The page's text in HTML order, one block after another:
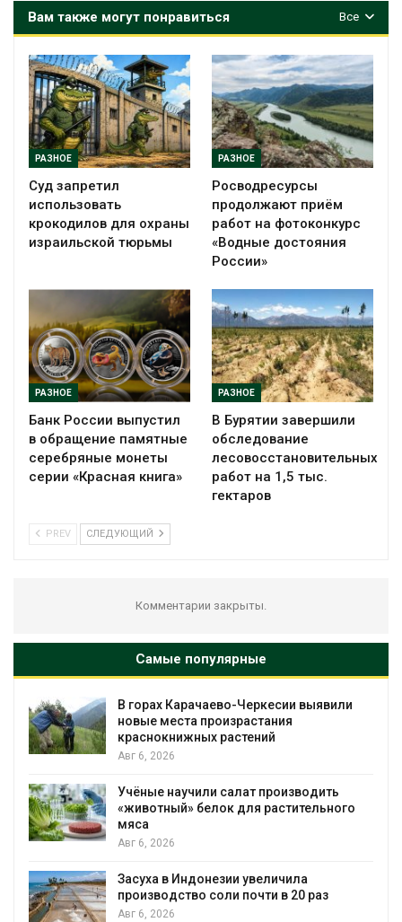
Все
Вам также могут понравиться
РАЗНОЕ
Суд запретил
использовать
крокодилов для охраны
израильской тюрьмы
РАЗНОЕ
Росводресурсы
продолжают приём
работ на фотоконкурс
«Водные достояния
России»
РАЗНОЕ
Банк России выпустил
в обращение памятные
серебряные монеты
серии «Красная книга»
РАЗНОЕ
В Бурятии завершили
обследование
лесовосстановительных
работ на 1,5 тыс.
гектаров
PREV СЛЕДУЮЩИЙ
Комментарии закрыты.
Самые популярные
Карачаево-Черкесии выявили
места произрастания
растений
2026
научили салат производить
белок для растительного
2026
в Индонезии увеличила
соли почти в 20 раз
2026
В
бабочек